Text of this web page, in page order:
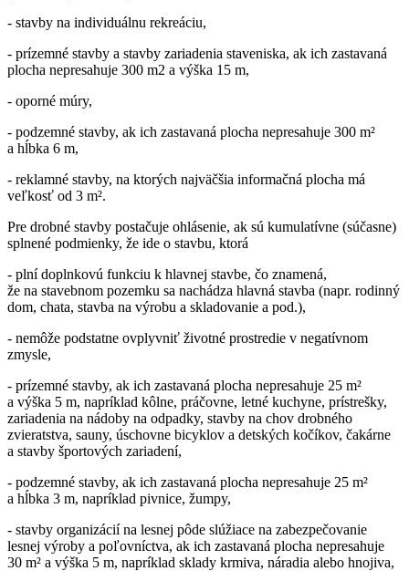
- stavby na individuálnu rekreáciu,
- prízemné stavby a stavby zariadenia staveniska, ak ich zastavaná
plocha nepresahuje 300 m2 a výška 15 m,
- oporné múry,
- podzemné stavby, ak ich zastavaná plocha nepresahuje 300 m²
a hĺbka 6 m,
- reklamné stavby, na ktorých najväčšia informačná plocha má
veľkosť od 3 m².
Pre drobné stavby postačuje ohlásenie, ak sú kumulatívne (súčasne)
splnené podmienky, že ide o stavbu, ktorá
- plní doplnkovú funkciu k hlavnej stavbe, čo znamená,
že na stavebnom pozemku sa nachádza hlavná stavba (napr. rodinný
dom, chata, stavba na výrobu a skladovanie a pod.),
- nemôže podstatne ovplyvniť životné prostredie v negatívnom
zmysle,
- prízemné stavby, ak ich zastavaná plocha nepresahuje 25 m²
a výška 5 m, napríklad kôlne, práčovne, letné kuchyne, prístrešky,
zariadenia na nádoby na odpadky, stavby na chov drobného
zvieratstva, sauny, úschovne bicyklov a detských kočíkov, čakárne
a stavby športových zariadení,
- podzemné stavby, ak ich zastavaná plocha nepresahuje 25 m²
a hĺbka 3 m, napríklad pivnice, žumpy,
- stavby organizácií na lesnej pôde slúžiace na zabezpečovanie
lesnej výroby a poľovníctva, ak ich zastavaná plocha nepresahuje
30 m² a výška 5 m, napríklad sklady krmiva, náradia alebo hnojiva,